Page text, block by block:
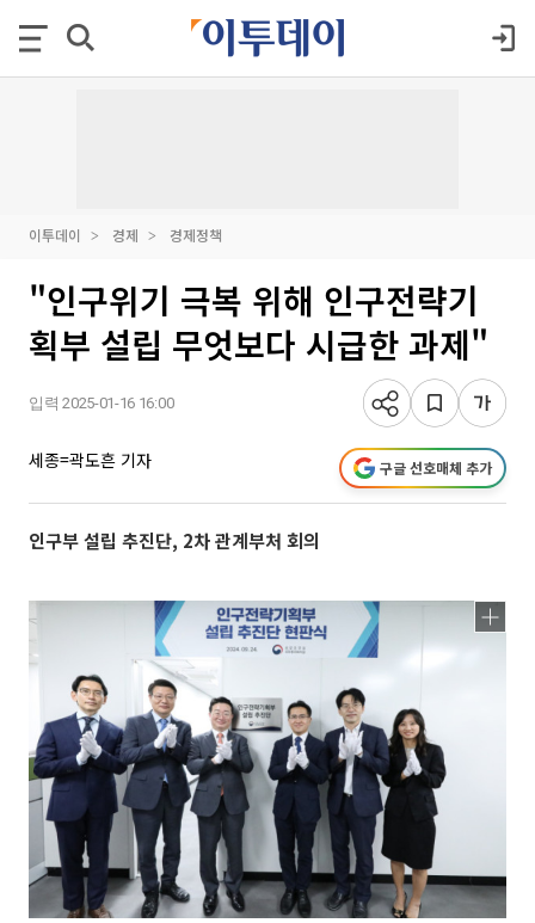
이투데이 경제 경제정책
"인구위기 극복 위해 인구전략기
획부 설립 무엇보다 시급한 과제"
입력 2025-01-16 16:00
세종=곽도흔 기자 구글 선호매체 추가
인구부 설립 추진단, 2차 관계부처 회의